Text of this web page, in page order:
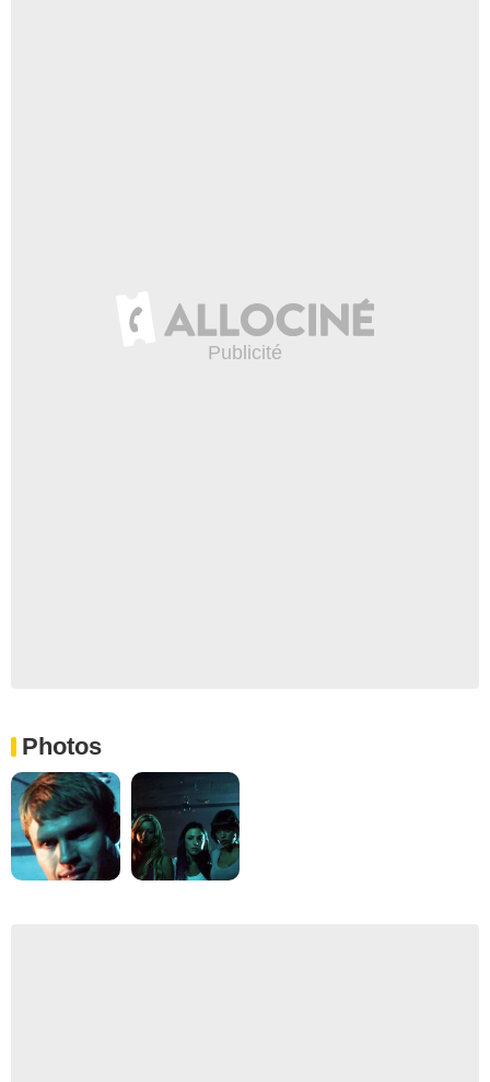
Photos